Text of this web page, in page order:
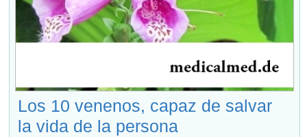
Los 10 venenos, capaz de salvar
la vida de la persona